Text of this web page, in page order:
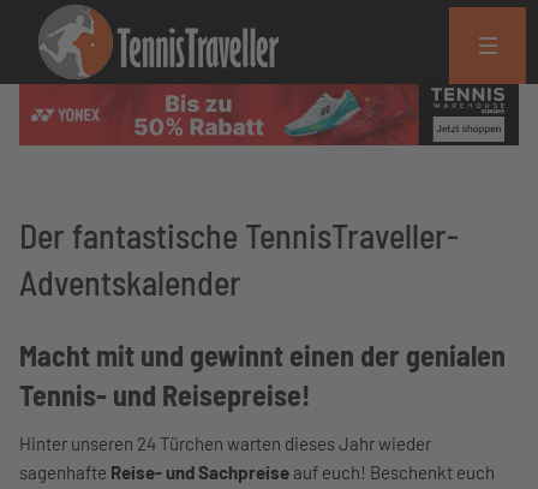
Der fantastische TennisTraveller-
Adventskalender
Macht mit und gewinnt einen der genialen
Tennis- und Reisepreise!
Hinter unseren 24 Türchen warten dieses Jahr wieder
sagenhafte Reise- und Sachpreise auf euch! Beschenkt euch